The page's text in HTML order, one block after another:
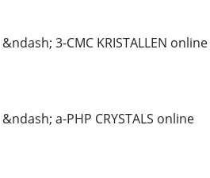
&ndash; 3-CMC KRISTALLEN online
&ndash; a-PHP CRYSTALS online